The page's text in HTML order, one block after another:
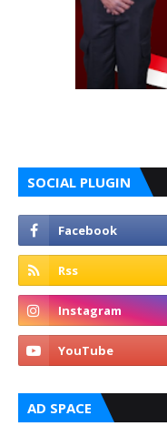
SOCIAL PLUGIN
AD SPACE